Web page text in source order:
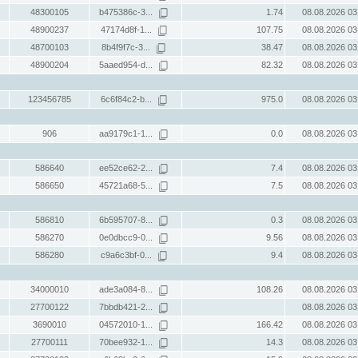
48300105 b475386c-3... 1.74
08.08.2026
48900237
47174d8f-1... 107.75
08.08.2026
48700103
8b4f9f7c-3... 38.47
08.08.2026
48900204
5aaed954-d... 82.32 08.08.2026
123456785 6c6f84c2-b... 975.0 08.08.2026
906 aa9179c1-1... 0.0 08.08.2026
586640 ee52ce62-2... 7.4
08.08.2026
586650
45721a68-5... 7.5 08.08.2026
586810 6b595707-8... 0.3
08.08.2026
586270
0e0dbcc9-0... 9.56
08.08.2026
586280
c9a6c3bf-0... 9.4 08.08.2026
34000010 ade3a084-8... 108.26
08.08.2026
27700122
7bbdb421-2...
08.08.2026
3690010
04572010-1... 166.42
08.08.2026
27700111
70bee932-1... 14.3
08.08.2026